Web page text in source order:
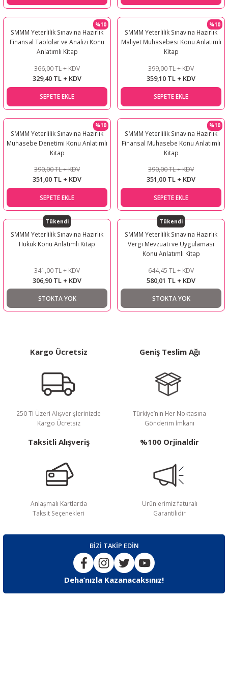
%10
SMMM Yeterlilik Sınavına Hazırlık
Finansal Tablolar ve Analizi Konu
Anlatımlı Kitap
366,00 TL + KDV
329,40 TL + KDV
SEPETE EKLE
%10
SMMM Yeterlilik Sınavına Hazırlık
Maliyet Muhasebesi Konu Anlatımlı
Kitap
399,00 TL + KDV
359,10 TL + KDV
SEPETE EKLE
%10
SMMM Yeterlilik Sınavına Hazırlık
Muhasebe Denetimi Konu Anlatımlı
Kitap
390,00 TL + KDV
351,00 TL + KDV
SEPETE EKLE
%10
SMMM Yeterlilik Sınavına Hazırlık
Finansal Muhasebe Konu Anlatımlı
Kitap
390,00 TL + KDV
351,00 TL + KDV
SEPETE EKLE
Tükendi
SMMM Yeterlilik Sınavına Hazırlık
Hukuk Konu Anlatımlı Kitap
341,00 TL + KDV
306,90 TL + KDV
STOKTA YOK
Tükendi
SMMM Yeterlilik Sınavına Hazırlık
Vergi Mevzuatı ve Uygulaması
Konu Anlatımlı Kitap
644,45 TL + KDV
580,01 TL + KDV
STOKTA YOK
Kargo Ücretsiz
250 Tl Üzeri Alışverişlerinizde
Kargo Ücretsiz
Geniş Teslim Ağı
Türkiye’nin Her Noktasına
Gönderim İmkanı
Taksitli Alışveriş
Anlaşmalı Kartlarda
Taksit Seçenekleri
%100 Orjinaldir
Ürünlerimiz faturalı
Garantilidir
BİZİ TAKİP EDİN
Deha’nızla Kazanacaksınız!